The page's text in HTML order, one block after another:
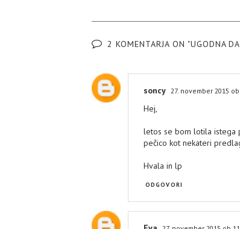
2 KOMENTARJA ON "UGODNA
soncy 27. november 2015
Hej,
letos se bom lotila istega
pečico kot nekateri
Hvala in lp
ODGOVORI